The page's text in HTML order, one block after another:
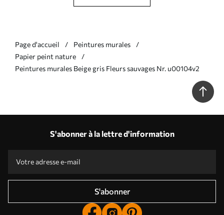
Page d'accueil
Peintures murales
Papier peint nature
Peintures murales Beige gris Fleurs sauvages Nr. u00104v2
S'abonner à la lettre d'information
S'abonner